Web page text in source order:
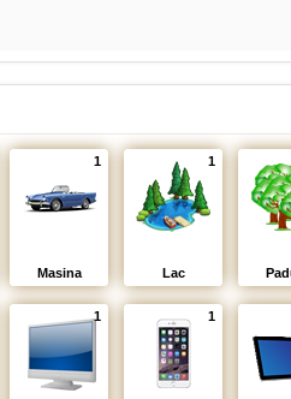
1
Masina
1
Lac
1 1